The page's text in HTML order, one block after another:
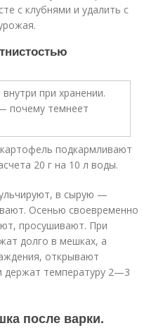
с клубнями и удалить с
подкармливают
20 г на 10 л воды.
в сырую —
Осенью своевременно
просушивают. При
долго в мешках, а
открывают
температуру 2—3
после варки.